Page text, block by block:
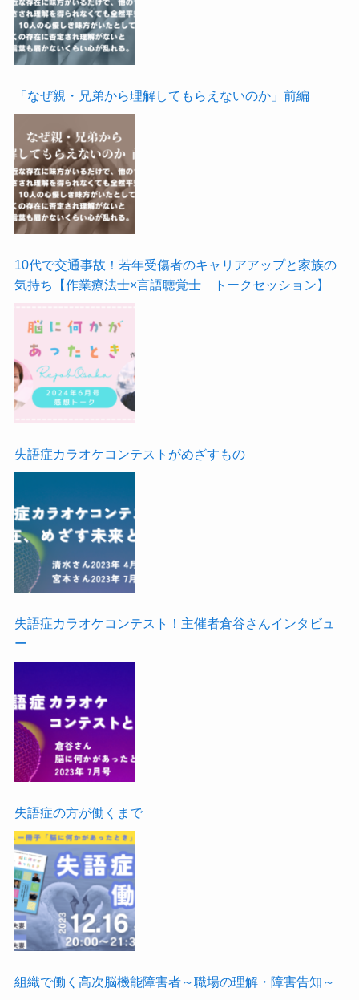
「なぜ親・兄弟から理解してもらえないのか」前編
10代で交通事故！若年受傷者のキャリアアップと家族の
気持ち【作業療法士×言語聴覚士 トークセッション】
失語症カラオケコンテストがめざすもの
失語症カラオケコンテスト！主催者倉谷さんインタビュ
ー
失語症の方が働くまで
組織で働く高次脳機能障害者～職場の理解・障害告知～